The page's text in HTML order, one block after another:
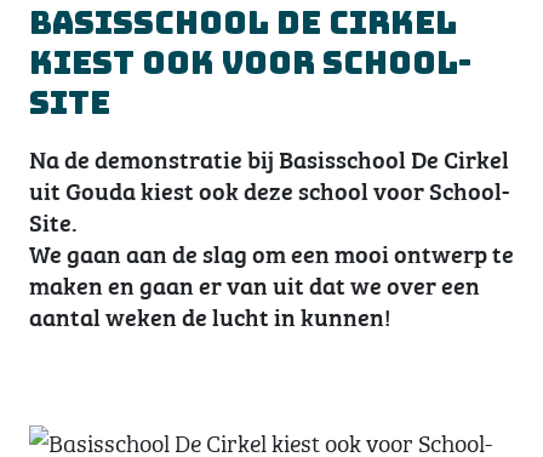
Basisschool De Cirkel
kiest ook voor School-
Site
Na de demonstratie bij Basisschool De Cirkel
uit Gouda kiest ook deze school voor School-
Site.
We gaan aan de slag om een mooi ontwerp te
maken en gaan er van uit dat we over een
aantal weken de lucht in kunnen!